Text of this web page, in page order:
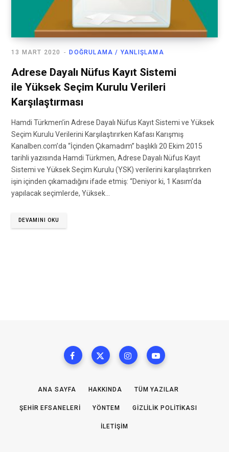
DOĞRULAMA / YANLIŞLAMA
13 MART 2020
Adrese Dayalı Nüfus Kayıt Sistemi
ile Yüksek Seçim Kurulu Verileri
Karşılaştırması
Hamdi Türkmen’in Adrese Dayalı Nüfus Kayıt Sistemi ve Yüksek
Seçim Kurulu Verilerini Karşılaştırırken Kafası Karışmış
Kanalben.com’da “İçinden Çıkamadım” başlıklı 20 Ekim 2015
tarihli yazısında Hamdi Türkmen, Adrese Dayalı Nüfus Kayıt
Sistemi ve Yüksek Seçim Kurulu (YSK) verilerini karşılaştırırken
işin içinden çıkamadığını ifade etmiş: “Deniyor ki, 1 Kasım’da
yapılacak seçimlerde, Yüksek…
DEVAMINI OKU
ANA SAYFA HAKKINDA TÜM YAZILAR
ŞEHIR EFSANELERI YÖNTEM GIZLILIK POLITIKASI
İLETIŞIM